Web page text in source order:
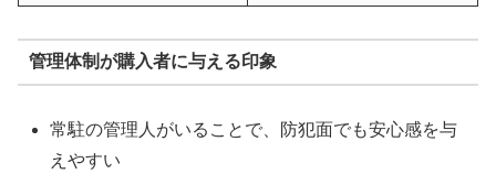
管理体制が購入者に与える印象
常駐の管理人がいることで、防犯面でも安心感を与
えやすい